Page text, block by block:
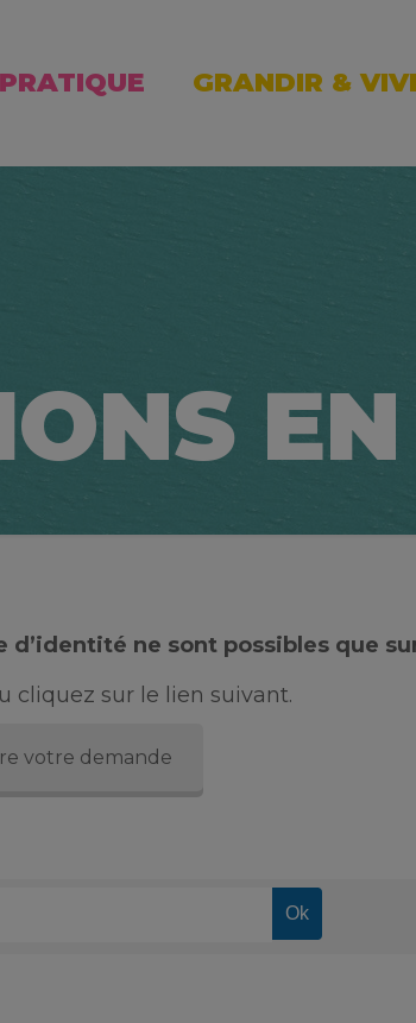
PRATIQUE GRANDIR &
EN
ne sont possibles que
cliquez sur le lien suivant.
votre demande